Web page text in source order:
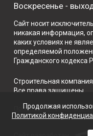
Строительная
Все права защищены.
Сайт носит
никакая информация,
каких условиях не
определяемой
Гражданского кодекса
Воскресенье -
Политика
Продолжая
Политикой